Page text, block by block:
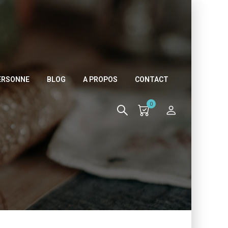
BLOG A PROPOS CONTACT
0